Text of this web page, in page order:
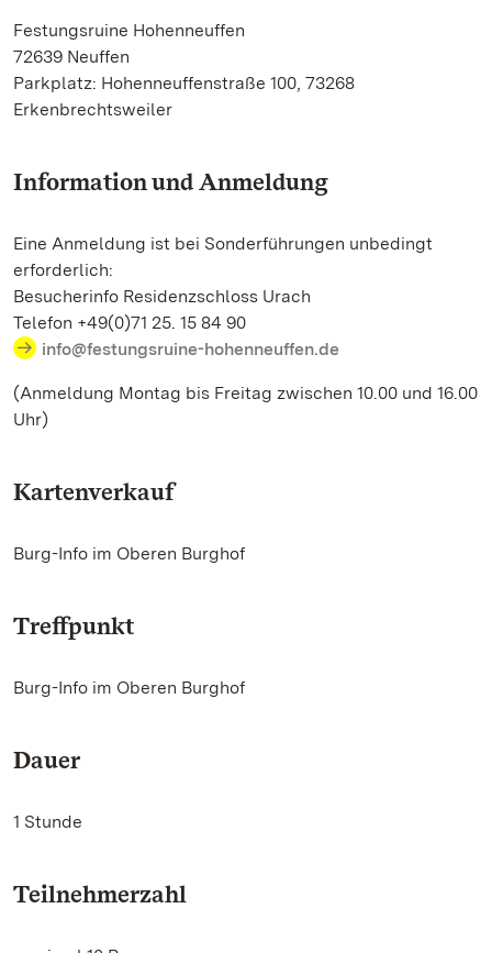
Festungsruine Hohenneuffen
72639 Neuffen
Parkplatz: Hohenneuffenstraße 100, 73268
Erkenbrechtsweiler
Information und Anmeldung
Eine Anmeldung ist bei Sonderführungen unbedingt
erforderlich:
Besucherinfo Residenzschloss Urach
Telefon +49(0)71 25. 15 84 90
info@festungsruine-hohenneuffen.de
(Anmeldung Montag bis Freitag zwischen 10.00 und 16.00
Uhr)
Kartenverkauf
Burg-Info im Oberen Burghof
Treffpunkt
Burg-Info im Oberen Burghof
Dauer
1 Stunde
Teilnehmerzahl